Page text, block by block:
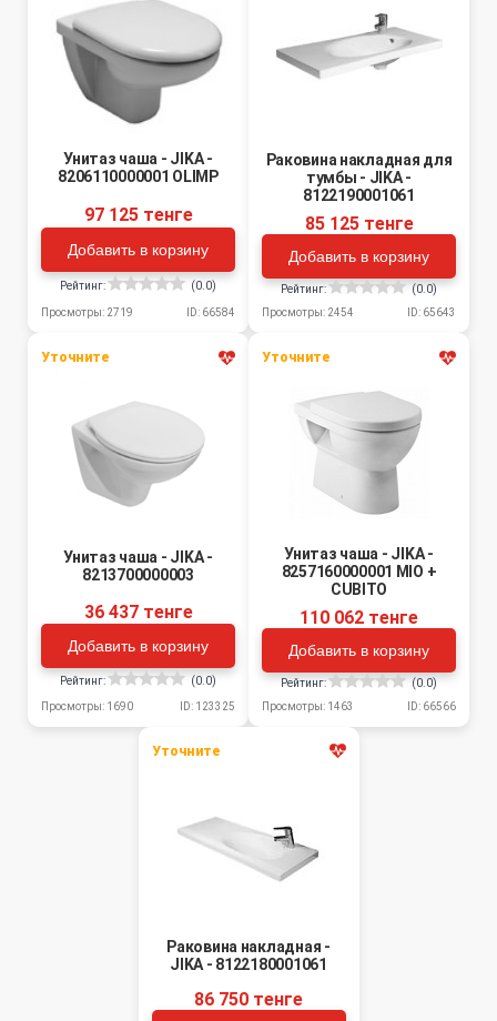
Унитаз чаша - JIKA -
8206110000001 OLIMP
97 125 тенге
Добавить в корзину
Рейтинг: (0.0)
Просмотры: 2719 ID: 66584
Раковина накладная для
тумбы - JIKA -
8122190001061
85 125 тенге
Добавить в корзину
Рейтинг:
(0.0)
Просмотры: 2454
ID: 65643
Уточните
Унитаз чаша - JIKA -
8213700000003
36 437 тенге
Добавить в корзину
Рейтинг: (0.0)
Просмотры: 1690 ID: 123325
Уточните
Унитаз чаша - JIKA -
8257160000001 MIO +
CUBITO
110 062 тенге
Добавить в корзину
Рейтинг:
(0.0)
Просмотры: 1463
ID: 66566
Уточните
Раковина накладная -
JIKA - 8122180001061
86 750 тенге